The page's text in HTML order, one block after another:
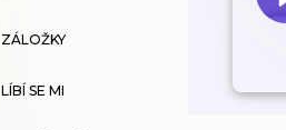
ZÁLOŽKY
HISTORIE
ZÁLOŽKY
LÍBÍ SE MI